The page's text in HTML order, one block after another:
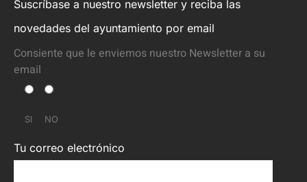
Suscríbase a nuestro newsletter y reciba las
novedades del ayuntamiento por email
Consiente que le enviemos nuestro Newsletter a su
email
SI NO
Tu correo electrónico